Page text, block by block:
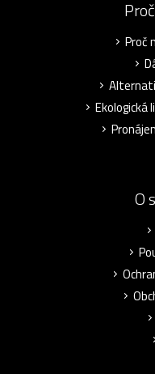
Proč
Ekologická
O